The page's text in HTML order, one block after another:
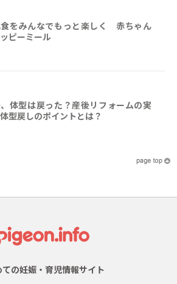
をみんなでもっと楽しく 赤ちゃん
ピーミール
体型は戻った？産後リフォームの実
型戻しのポイントとは？
ての妊娠・育児情報サイト